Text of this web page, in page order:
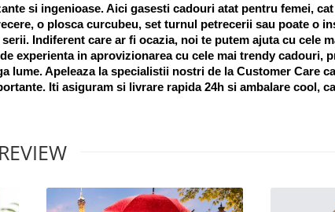
si ingenioase. Aici gasesti cadouri atat pentru femei,
o plosca curcubeu, set turnul petrecerii sau poate o
Indiferent care ar fi ocazia, noi te putem ajuta cu cele
experienta in aprovizionarea cu cele mai trendy cadouri,
lume. Apeleaza la specialistii nostri de la Customer Care
Iti asiguram si livrare rapida 24h si ambalare cool,
REVIEW